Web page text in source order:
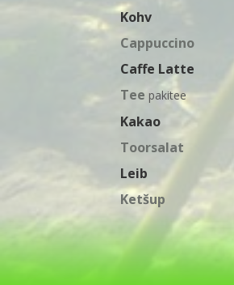
Kohv
Cappuccino
Caffe Latte
Teepakitee
Kakao
Toorsalat
Leib
Ketšup